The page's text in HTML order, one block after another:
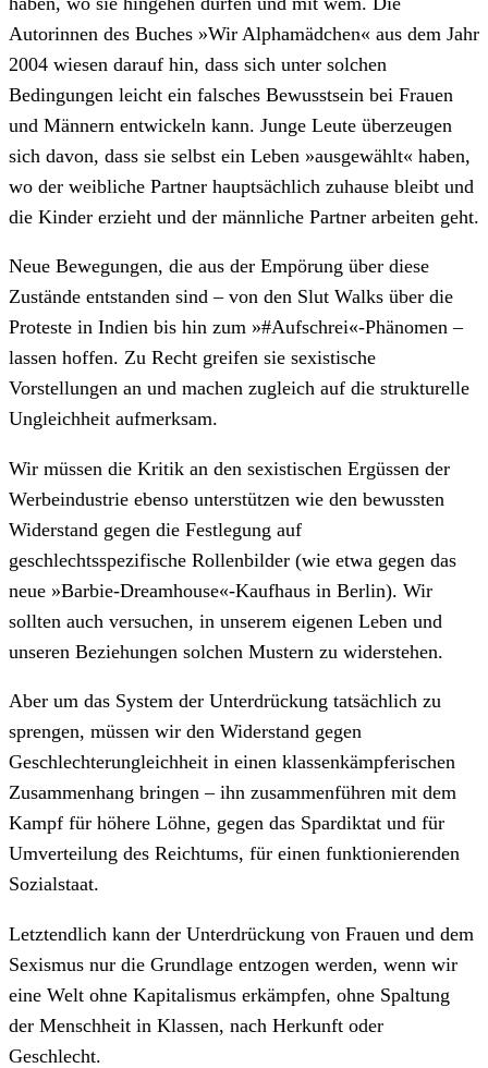
Autorinnen des Buches »Wir Alphamädchen« aus dem Jahr
2004 wiesen darauf hin, dass sich unter solchen
Bedingungen leicht ein falsches Bewusstsein bei Frauen
und Männern entwickeln kann. Junge Leute überzeugen
sich davon, dass sie selbst ein Leben »ausgewählt« haben,
wo der weibliche Partner hauptsächlich zuhause bleibt und
die Kinder erzieht und der männliche Partner arbeiten geht.
Neue Bewegungen, die aus der Empörung über diese
Zustände entstanden sind – von den Slut Walks über die
Proteste in Indien bis hin zum »#Aufschrei«-Phänomen –
lassen hoffen. Zu Recht greifen sie sexistische
Vorstellungen an und machen zugleich auf die strukturelle
Ungleichheit aufmerksam.
Wir müssen die Kritik an den sexistischen Ergüssen der
Werbeindustrie ebenso unterstützen wie den bewussten
Widerstand gegen die Festlegung auf
geschlechtsspezifische Rollenbilder (wie etwa gegen das
neue »Barbie-Dreamhouse«-Kaufhaus in Berlin). Wir
sollten auch versuchen, in unserem eigenen Leben und
unseren Beziehungen solchen Mustern zu widerstehen.
Aber um das System der Unterdrückung tatsächlich zu
sprengen, müssen wir den Widerstand gegen
Geschlechterungleichheit in einen klassenkämpferischen
Zusammenhang bringen – ihn zusammenführen mit dem
Kampf für höhere Löhne, gegen das Spardiktat und für
Umverteilung des Reichtums, für einen funktionierenden
Sozialstaat.
Letztendlich kann der Unterdrückung von Frauen und dem
Sexismus nur die Grundlage entzogen werden, wenn wir
eine Welt ohne Kapitalismus erkämpfen, ohne Spaltung
der Menschheit in Klassen, nach Herkunft oder
Geschlecht.